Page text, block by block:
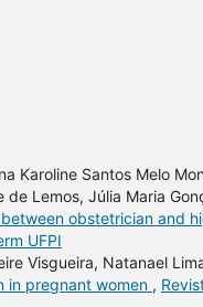
Karoline Santos Melo
de Lemos, Júlia Maria
obstetrician and
UFPI
Visgueira, Natanael
in pregnant women ,